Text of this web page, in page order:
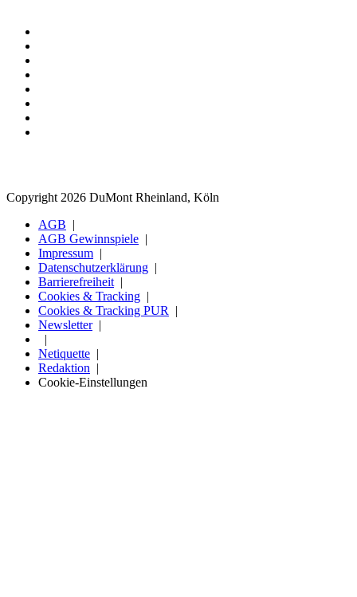
Copyright 2026 DuMont Rheinland, Köln
AGB
AGB Gewinnspiele
Impressum
Datenschutzerklärung
Barrierefreiheit
Cookies & Tracking
Cookies & Tracking PUR
Newsletter
Netiquette
Redaktion
Cookie-Einstellungen